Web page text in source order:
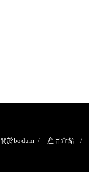
關於bodum 產品介紹